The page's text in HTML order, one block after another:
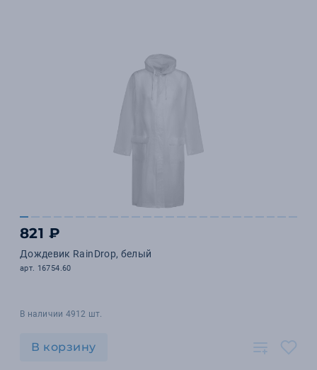
821 ₽
Дождевик RainDrop, белый
арт. 16754.60
В наличии 4912 шт.
В корзину